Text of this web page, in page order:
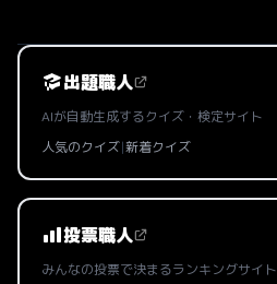
出題職人
AIが自動生成するクイズ・検定サイト
人気のクイズ|新着クイズ
投票職人
みんなの投票で決まるランキングサイト